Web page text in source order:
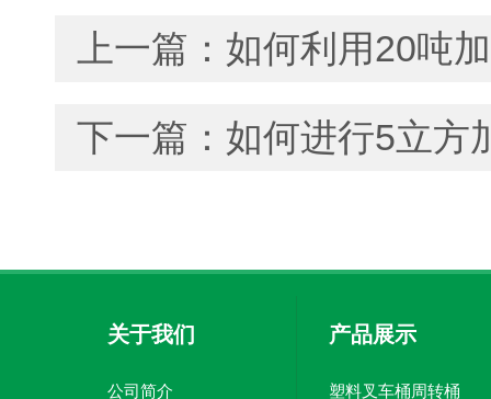
上一篇： 如何利用20吨
下一篇： 如何进行5立方
关于我们
公司简介
产品展示
塑料叉车桶周转桶